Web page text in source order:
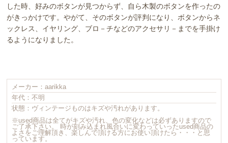
した時、好みのボタンが見つからず、自ら木製のボタンを作ったの
がきっかけです。やがて、そのボタンが評判になり、ボタンからネ
ックレス、イヤリング、ブロ－チなどのアクセサリ－までを手掛け
るようになりました。
メーカー：aarikka
年代：不明
状態：ヴィンテージものはキズや汚れがあります。
※used商品は全てがキズや汚れ、色の変化などは必ずありますので
ご了承下さい。 時が刻み込まれ風合いに変わっていったused商品の
よさをご理解頂き、楽しんで頂ける方にお使い頂けたら・・・と思
っています。